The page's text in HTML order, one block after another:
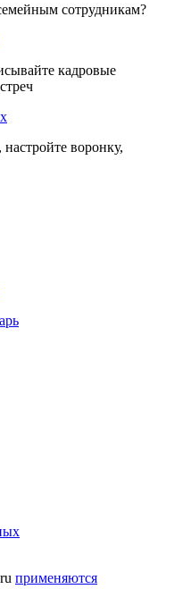
сотрудникам?
кадровые
воронку,
применяются